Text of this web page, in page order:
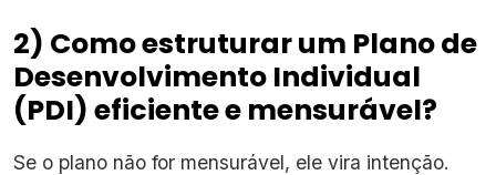
2) Como estruturar um Plano de
Desenvolvimento Individual
(PDI) eficiente e mensurável?
Se o plano não for mensurável, ele vira intenção.